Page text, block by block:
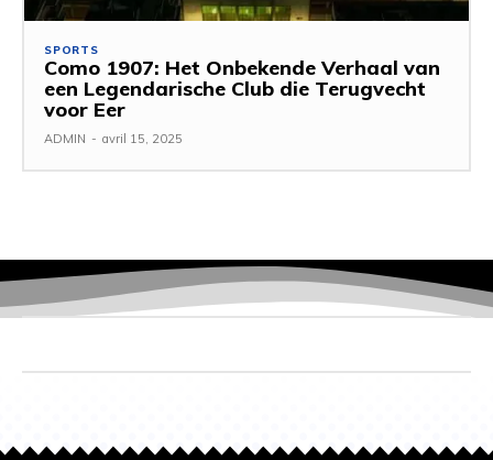
SPORTS
Como 1907: Het Onbekende Verhaal van
een Legendarische Club die Terugvecht
voor Eer
ADMIN - avril 15, 2025